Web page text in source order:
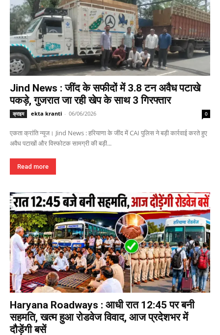
Jind News : जींद के सफीदों में 3.8 टन अवैध पटाखे
पकड़े, गुजरात जा रही खेप के साथ 3 गिरफ्तार
क्राइम ekta kranti - 06/06/2026 0
एकता क्रांति न्यूज। Jind News : हरियाणा के जींद में CAI पुलिस ने बड़ी कार्रवाई करते हुए
अवैध पटाखों और विस्फोटक सामग्री की बड़ी...
Read more
Haryana Roadways : आधी रात 12:45 पर बनी
सहमति, खत्म हुआ रोडवेज विवाद, आज प्रदेशभर में
दौड़ेंगी बसें